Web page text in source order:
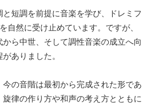
短調を前提に音楽を学び、ドレミフ
自然に受け止めています。ですが、
ら中世、そして調性音楽の成立へ向
ありました。
今の音階は最初から完成された形であ
旋律の作り方や和声の考え方とともに